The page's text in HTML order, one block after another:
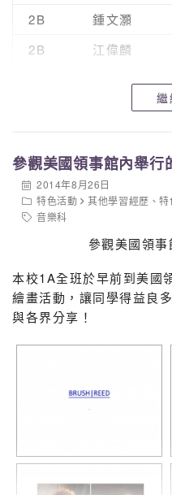
2B
鍾文灝
2B
江偉麟
劉科寧
3C
葉清怡
4C
廖詩琪
繼
參觀美國領事館內舉行
2014年8月26日
特色活動
其他學習經歷 、特
音樂科
參觀美國領
本校1A全班於早前到美國
繪畫活動，讓同學得益良
與各界分享！